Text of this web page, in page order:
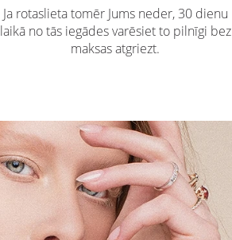
Ja rotaslieta tomēr Jums neder, 30 dienu
laikā no tās iegādes varēsiet to pilnīgi bez
maksas atgriezt.